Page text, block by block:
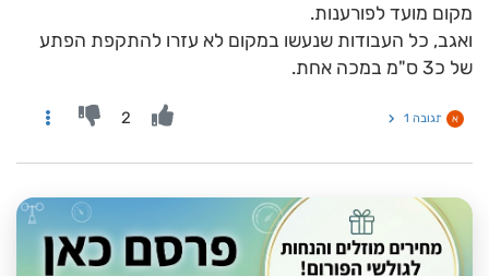
מקום מועד לפורענות.
ואגב, כל העבודות שנעשו במקום לא עזרו להתקפת הפתע
של כ3 ס"מ במכה אחת.
א תגובה 1 2